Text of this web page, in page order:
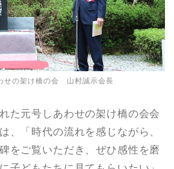
せの架け橋の会 山村誠示会長
た元号しあわせの架け橋の会会
、「時代の流れを感じながら、
をご覧いただき、ぜひ感性を磨